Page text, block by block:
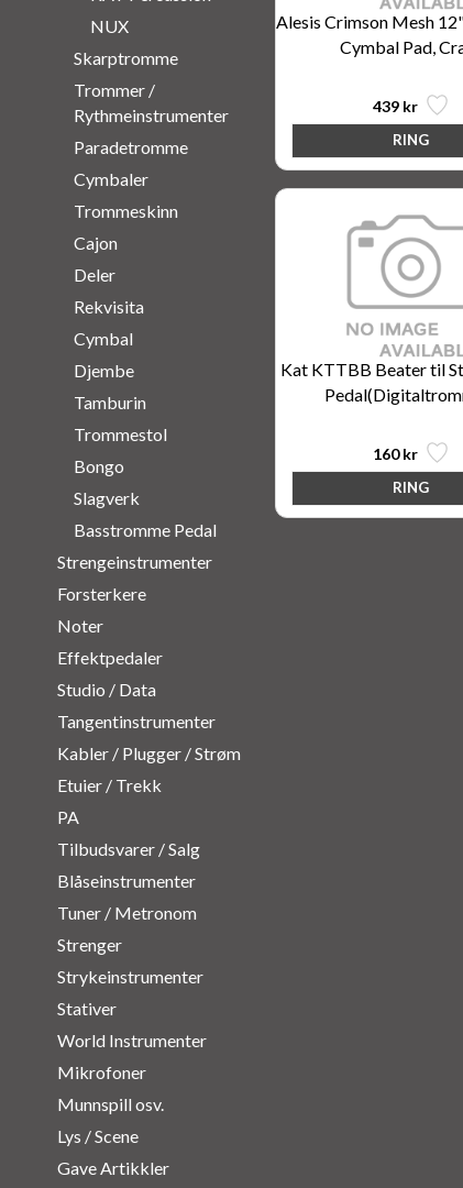
NUX
Skarptromme
Trommer /
Rythmeinstrumenter
Paradetromme
Cymbaler
Trommeskinn
Cajon
Deler
Rekvisita
Cymbal
Djembe
Tamburin
Trommestol
Bongo
Slagverk
Basstromme Pedal
Strengeinstrumenter
Forsterkere
Noter
Effektpedaler
Studio / Data
Tangentinstrumenter
Kabler / Plugger / Strøm
Etuier / Trekk
PA
Tilbudsvarer / Salg
Blåseinstrumenter
Tuner / Metronom
Strenger
Strykeinstrumenter
Stativer
World Instrumenter
Mikrofoner
Munnspill osv.
Lys / Scene
Gave Artikkler
Alesis Crimson Mesh
Cymbal Pad,
439 kr
Kat KTTBB Beater til
160 kr